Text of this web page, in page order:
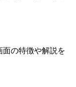
の特徴や解説を